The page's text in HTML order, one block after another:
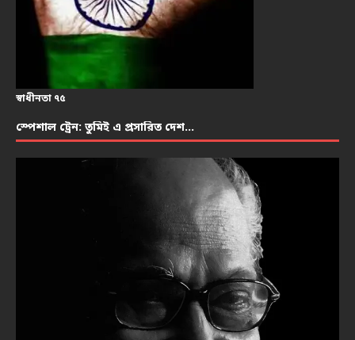
স্বাধীনতা ৭৫
স্পেশাল ট্রেন: তুমিই এ প্রসারিত দেশ…